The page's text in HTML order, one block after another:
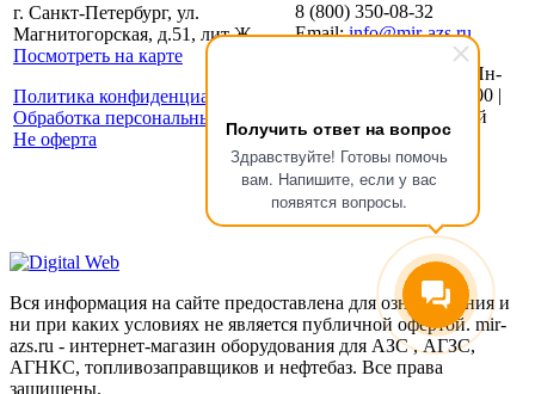
Получить ответ на вопрос
Здравствуйте! Готовы помочь
вам. Напишите, если у вас
появятся вопросы.
г. Санкт-Петербург, ул.
Магнитогорская, д.51, лит Ж
Посмотреть на карте
Политика конфиденциальности
Обработка персональных данных
Не оферта
8 (800) 350-08-32
Email:info@mir-azs.ru
График работы Пн-
Пт: с 8:00 до 19:00 |
Сб-Вс: Выходной
Вся информация на сайте предоставлена для ознакомления и
ни при каких условиях не является публичной офертой. mir-
azs.ru - интернет-магазин оборудования для АЗС , АГЗС,
АГНКС, топливозаправщиков и нефтебаз. Все права
защищены.